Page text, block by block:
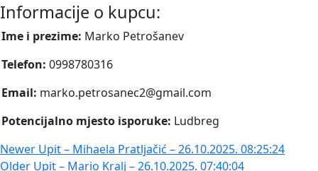
Informacije o kupcu:
Ime i prezime: Marko Petrošanev
Telefon: 0998780316
Email: marko.petrosanec2@gmail.com
Potencijalno mjesto isporuke: Ludbreg
Newer Upit – Mihaela Pratljačić – 26.10.2025. 08:25:24
Older Upit – Mario Kralj – 26.10.2025. 07:40:04